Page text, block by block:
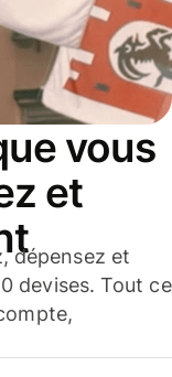
vous
et
dépensez et
devises. Tout ce